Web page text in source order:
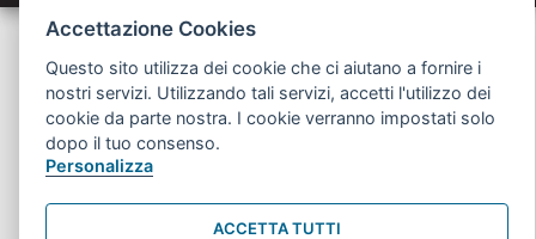
Servizi per i giovani - Scambi e soggiorni all'estero
giovani@comune.bologna.it
Accettazione Cookies
Questo sito utilizza dei cookie che ci aiutano a fornire i
nostri servizi. Utilizzando tali servizi, accetti l'utilizzo dei
cookie da parte nostra. I cookie verranno impostati solo
dopo il tuo consenso.
Personalizza
ACCETTA TUTTI